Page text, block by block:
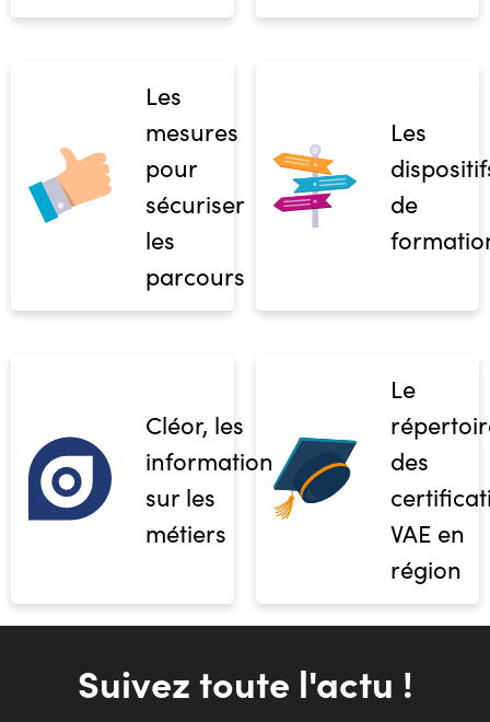
Les
mesures
pour
sécuriser
les
parcours
Les
de
Cléor, les
informations
sur les
métiers
Le
des
VAE en
région
Suivez toute l'actu !